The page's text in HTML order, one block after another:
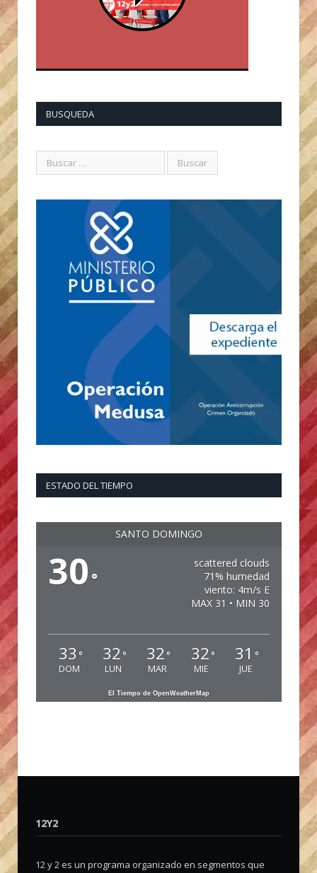
BUSQUEDA
ESTADO DEL TIEMPO
SANTO DOMINGO
30 °
scattered clouds
71% humedad
viento: 4m/s E
MAX 31 • MIN 30
33 °
DOM
32 °
LUN
32 °
MAR
32 °
MIE
31 °
JUE
El Tiempo de OpenWeatherMap
12Y2
12 y 2 es un programa organizado en segmentos que